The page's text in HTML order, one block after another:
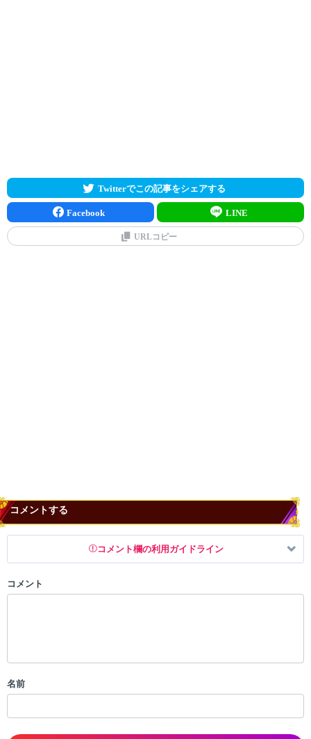
Twitterでこの記事をシェアする
Facebook LINE
URLコピー
コメントする
コメント欄の利用ガイドライン
以下の書き込みを禁止とし、場合によってはコメント削除や書き込み制
・一度削除された投稿を再び投稿すること
・アカウントの売買など金銭が絡む内容の投稿
・各ゲームのネタバレを含む内容の投稿
コメント
名前